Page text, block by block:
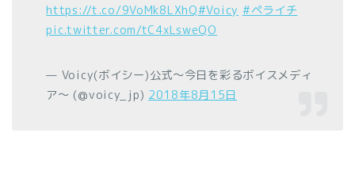
https://t.co/9VoMk8LXhQ#Voicy #ペライチ
pic.twitter.com/tC4xLsweQO
— Voicy(ボイシー)公式〜今日を彩るボイスメディ
ア〜 (@voicy_jp) 2018年8月15日